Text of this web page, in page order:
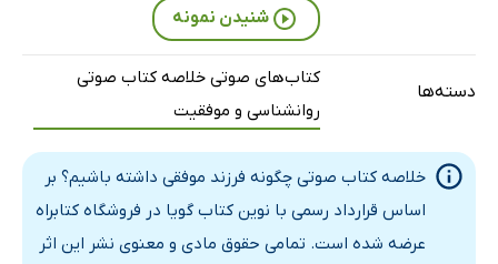
شنیدن نمونه
دسته‌ها
کتاب‌های صوتی خلاصه کتاب صوتی
روانشناسی و موفقیت
خلاصه کتاب صوتی چگونه فرزند موفقی داشته باشیم؟ بر
اساس قرارداد رسمی با نوین کتاب گویا در فروشگاه کتابراه
عرضه شده است. تمامی حقوق مادی و معنوی نشر این اثر